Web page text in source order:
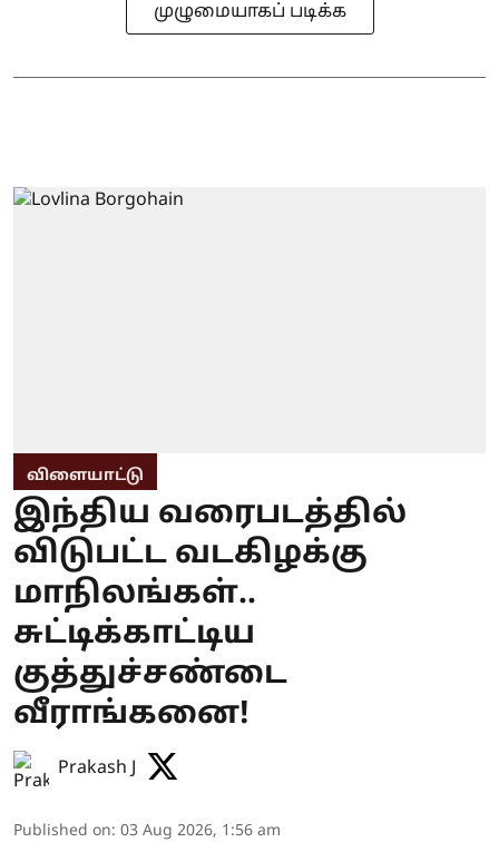
முழுமையாகப் படிக்க
விளையாட்டு
இந்திய வரைபடத்தில்
விடுபட்ட வடகிழக்கு
மாநிலங்கள்..
சுட்டிக்காட்டிய
குத்துச்சண்டை
வீராங்கனை!
Prakash J
Published on: 03 Aug 2026, 1:56 am